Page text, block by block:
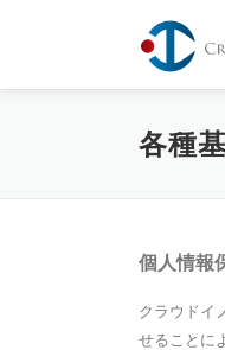
ン
各種
個人情報
クラウドイ
せることに